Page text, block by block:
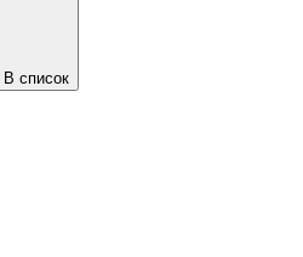
В список